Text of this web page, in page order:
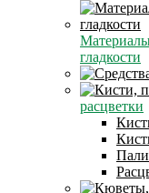
гладкости
расцветки